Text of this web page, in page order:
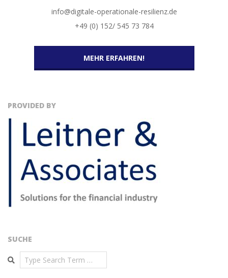
info@digitale-operationale-resilienz.de
+49 (0) 152/ 545 73 784
MEHR ERFAHREN!
PROVIDED BY
SUCHE
Search